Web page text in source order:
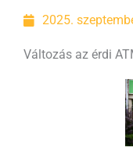
2025.
Változás az érdi